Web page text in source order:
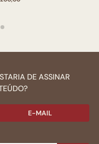
DE ASSINAR
E-MAIL